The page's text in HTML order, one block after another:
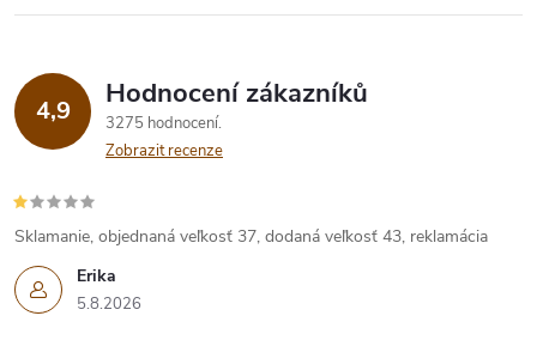
4,9 Hodnocení zákazníků
3275 hodnocení
Zobrazit recenze
Erika
5.8.2026
Sklamanie, objednaná veľkosť 37, dodaná veľkosť 43, reklamácia